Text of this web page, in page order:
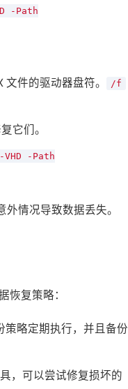
-Path
文件的驱动器盘符。 /f
它们。
VHD -Path
情况导致数据丢失。
恢复策略：
策略定期执行，并且备份
，可以尝试修复损坏的